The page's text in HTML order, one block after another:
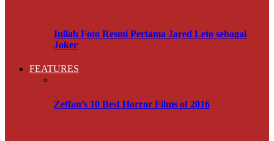
Inilah Foto Resmi Pertama Jared Leto sebagai
Joker
FEATURES
Zeffan’s 10 Best Horror Films of 2016